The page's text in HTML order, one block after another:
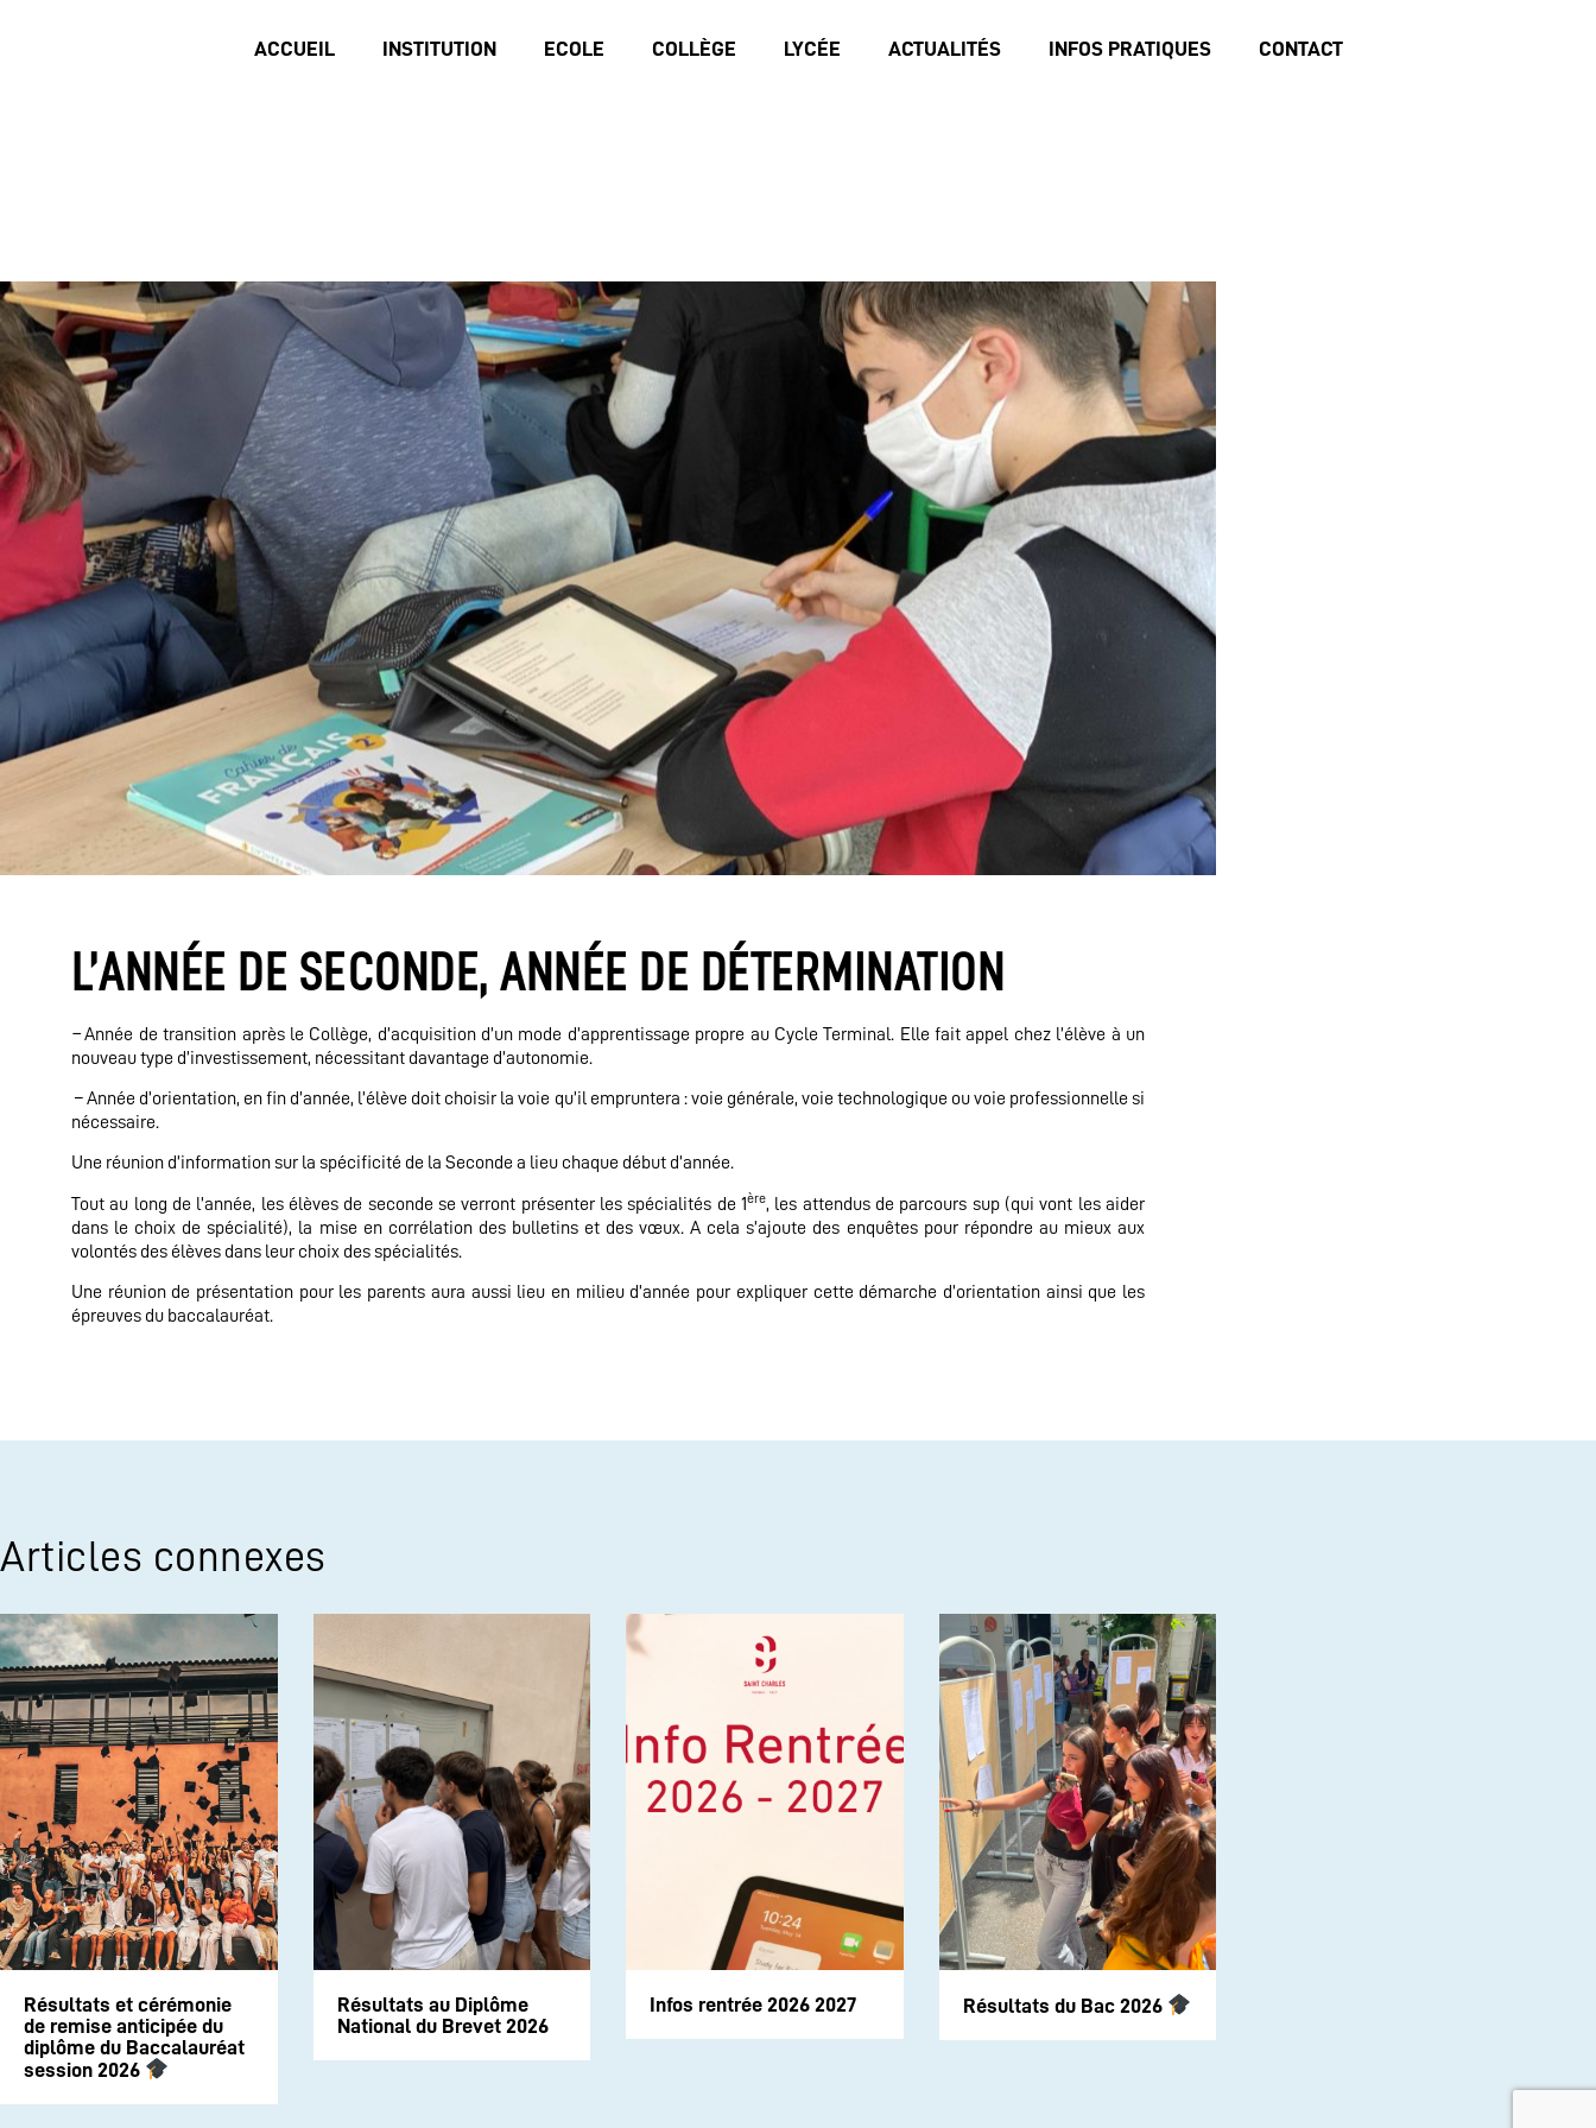
ACCUEIL INSTITUTION ECOLE COLLÈGE LYCÉE ACTUALITÉS INFOS PRATIQUES CONTACT
L’ANNÉE DE SECONDE, ANNÉE DE DÉTERMINATION
–Année de transition après le Collège, d’acquisition d’un mode d’apprentissage propre au Cycle Terminal. Elle fait appel chez l’élève à un
nouveau type d’investissement, nécessitant davantage d’autonomie.
– Année d’orientation, en fin d’année, l’élève doit choisir la voie qu’il empruntera : voie générale, voie technologique ou voie professionnelle si
nécessaire.
Une réunion d’information sur la spécificité de la Seconde a lieu chaque début d’année.
Tout au long de l’année, les élèves de seconde se verront présenter les spécialités de 1ère, les attendus de parcours sup (qui vont les aider
dans le choix de spécialité), la mise en corrélation des bulletins et des vœux. A cela s’ajoute des enquêtes pour répondre au mieux aux
volontés des élèves dans leur choix des spécialités.
Une réunion de présentation pour les parents aura aussi lieu en milieu d’année pour expliquer cette démarche d’orientation ainsi que les
épreuves du baccalauréat.
Articles connexes
Résultats et cérémonie
de remise anticipée du
diplôme du Baccalauréat
session 2026
Résultats au Diplôme
National du Brevet 2026
Infos rentrée 2026 2027 Résultats du Bac 2026